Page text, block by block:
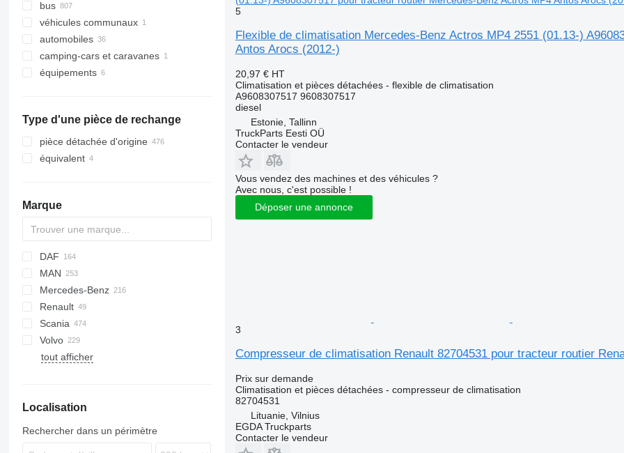
bus
véhicules communaux
machines communales
camions poubelles
automobiles
camping-cars et caravanes
équipements
groupes frigorifiques
Type d'une pièce de rechange
pièce détachée d'origine
équivalent
Marque
DAF
CF
LF
XF
XG
S-Way
Stralis
Trakker
MAN
Lion's series
TGA
TGL
TGM
TGS
Mercedes-Benz
A-Class
Actros
Antos
Arocs
Econic
Canter
Renault
Kerax
Magnum
Midlum
Scania
G-series
P-series
Volvo
B-series
FM
VNL
tout afficher
Localisation
Rechercher dans un périmètre
5
Flexible de climatisation Mercedes-Benz Actros MP4 2551 (01.13-)
Antos Arocs (2012-)
20,97 € HT
Climatisation et pièces détachées - flexible de climatisation
A9608307517 9608307517
diesel
Estonie, Tallinn
TruckParts Eesti OÜ
Contacter le vendeur
Vous vendez des machines et des véhicules ?
Avec nous, c'est possible !
Déposer une annonce
3
Compresseur de climatisation Renault 82704531 pour tracteur routier
Prix sur demande
Climatisation et pièces détachées - compresseur de climatisation
82704531
Lituanie, Vilnius
EGDA Truckparts
Contacter le vendeur